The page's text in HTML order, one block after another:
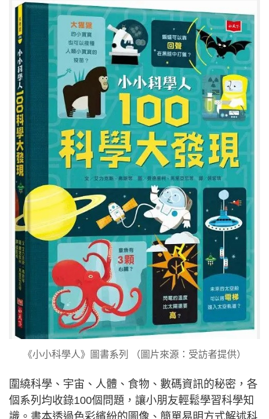
《小小科學人》圖書系列 （圖片來源：受訪者提供）
圍繞科學、宇宙、人體、食物、數碼資訊的秘密，各
個系列均收錄100個問題，讓小朋友輕鬆學習科學知
識。書本透過色彩繽紛的圖像、簡單易明方式解述科